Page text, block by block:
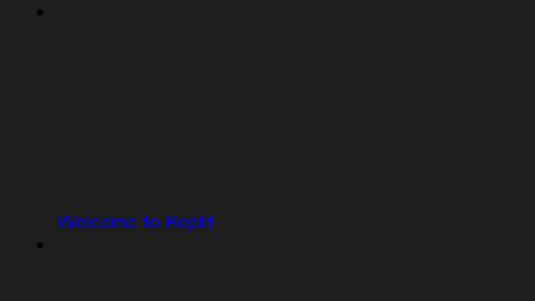
Welcome to Replit